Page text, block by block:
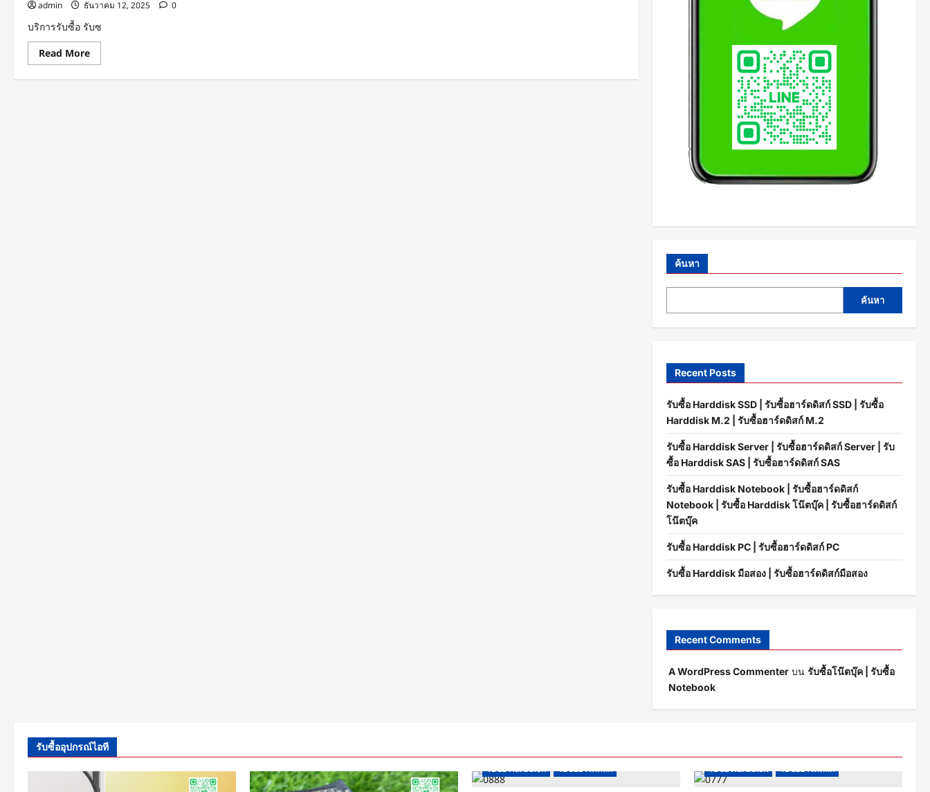
admin ธันวาคม 12, 2025 0
บริการรับซื้อ รับซ
Read MoreRead
more
รับ
ค้นหา
ค้นหา
Recent Posts
รับซื้อ Harddisk SSD | รับซื้อฮาร์ดดิสก์ SSD | รับซื้อ
Harddisk M.2 | รับซื้อฮาร์ดดิสก์ M.2
รับซื้อ Harddisk Server | รับซื้อฮาร์ดดิสก์ Server | รับ
ซื้อ Harddisk SAS | รับซื้อฮาร์ดดิสก์ SAS
รับซื้อ Harddisk Notebook | รับซื้อฮาร์ดดิสก์
Notebook | รับซื้อ Harddisk โน๊ตบุ๊ค | รับซื้อฮาร์ดดิสก์
โน๊ตบุ๊ค
รับซื้อ Harddisk PC | รับซื้อฮาร์ดดิสก์ PC
รับซื้อ Harddisk มือสอง | รับซื้อฮาร์ดดิสก์มือสอง
Recent Comments
A WordPress Commenterบน รับซื้อโน๊ตบุ๊ค | รับซื้อ
Notebook
รับซื้ออุปกรณ์ไอที
รับซื้อ Harddisk
รับซื้อฮาร์ดดิสก์ รับซื้อ Harddisk รับซื้อฮาร์ดดิสก์